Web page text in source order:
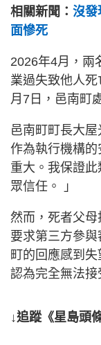
相關新聞： 沒發
面慘死
2026年4月，兩
業過失致他人
月7日，邑南町
邑南町町長大
作為執行機構
重大。我保證
眾信任。 」
然而，死者父
要求第三方參
町的回應感到
認為完全無法接
↓追蹤《星島頭